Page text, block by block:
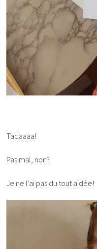
Tadaaaa!
Pas mal, non?
Je ne l’ai pas du tout aidée!